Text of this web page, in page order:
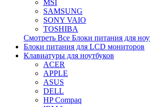
MSI
SAMSUNG
SONY VAIO
TOSHIBA
Смотреть Все Блоки питания для
Блоки питания для LCD мониторов
Клавиатуры для ноутбуков
ACER
APPLE
ASUS
DELL
HP Compaq